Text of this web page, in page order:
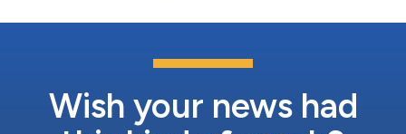
Wish your news had